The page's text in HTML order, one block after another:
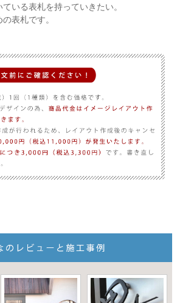
いる表札を持っていきたい。
表札です。